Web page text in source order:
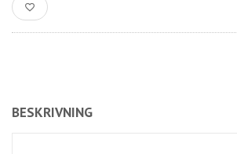
BESKRIVNING